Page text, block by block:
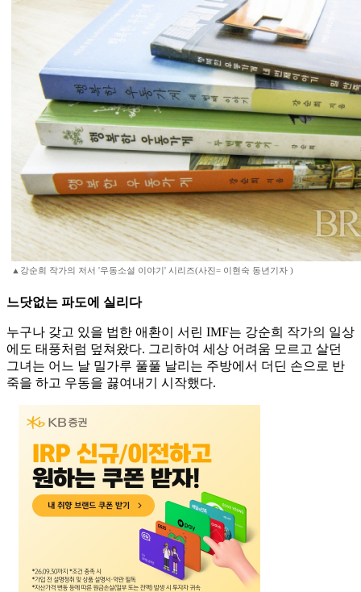
▲강순희 작가의 저서 '우동소설 이야기' 시리즈(사진= 이현숙 동년기자 )
느닷없는 파도에 실리다
누구나 갖고 있을 법한 애환이 서린 IMF는 강순희 작가의 일상
에도 태풍처럼 덮쳐왔다. 그리하여 세상 어려움 모르고 살던
그녀는 어느 날 밀가루 풀풀 날리는 주방에서 더딘 손으로 반
죽을 하고 우동을 끓여내기 시작했다.